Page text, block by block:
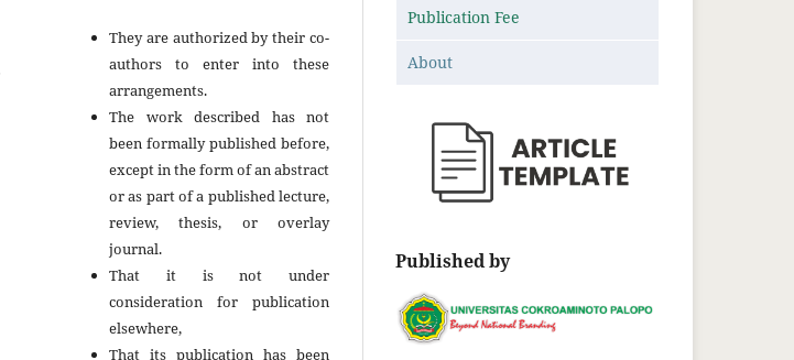
They are authorized by their co-
authors to enter into these
arrangements.
The work described has not
been formally published before,
except in the form of an abstract
or as part of a published lecture,
review, thesis, or overlay
journal.
That it is not under
consideration for publication
elsewhere,
That its publication has been
Publication Fee
About
Published by